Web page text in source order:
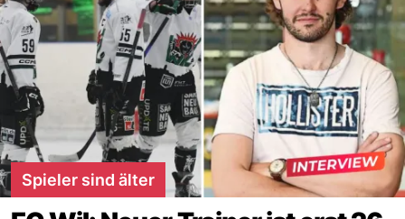
Spieler sind älter